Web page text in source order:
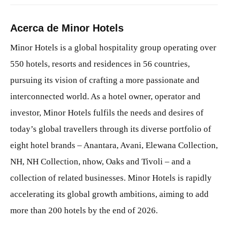
Acerca de Minor Hotels
Minor Hotels is a global hospitality group operating over
550 hotels, resorts and residences in 56 countries,
pursuing its vision of crafting a more passionate and
interconnected world. As a hotel owner, operator and
investor, Minor Hotels fulfils the needs and desires of
today’s global travellers through its diverse portfolio of
eight hotel brands – Anantara, Avani, Elewana Collection,
NH, NH Collection, nhow, Oaks and Tivoli – and a
collection of related businesses. Minor Hotels is rapidly
accelerating its global growth ambitions, aiming to add
more than 200 hotels by the end of 2026.